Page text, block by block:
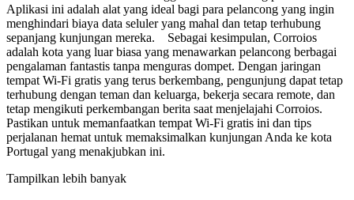
Aplikasi ini adalah alat yang ideal bagi para pelancong yang ingin
menghindari biaya data seluler yang mahal dan tetap terhubung
sepanjang kunjungan mereka. Sebagai kesimpulan, Corroios
adalah kota yang luar biasa yang menawarkan pelancong berbagai
pengalaman fantastis tanpa menguras dompet. Dengan jaringan
tempat Wi-Fi gratis yang terus berkembang, pengunjung dapat tetap
terhubung dengan teman dan keluarga, bekerja secara remote, dan
tetap mengikuti perkembangan berita saat menjelajahi Corroios.
Pastikan untuk memanfaatkan tempat Wi-Fi gratis ini dan tips
perjalanan hemat untuk memaksimalkan kunjungan Anda ke kota
Portugal yang menakjubkan ini.
Tampilkan lebih banyak